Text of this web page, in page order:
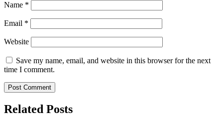
Name *
Email *
Website
Save my name, email, and website in this browser for the next
time I comment.
Related Posts